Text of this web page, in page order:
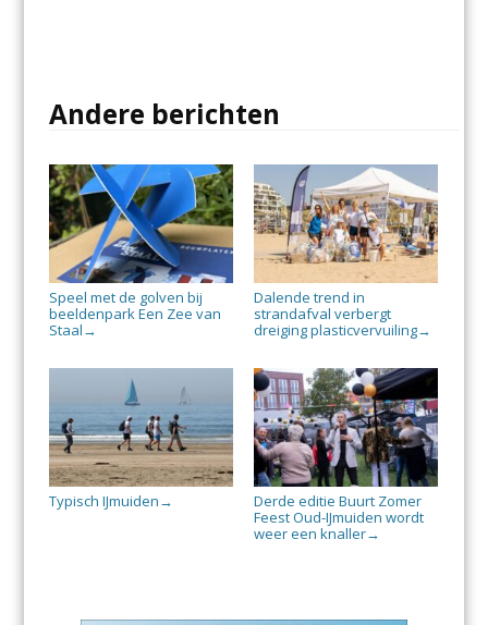
Andere berichten
Speel met de golven bij
beeldenpark Een Zee van
Staal →
Dalende trend in
strandafval verbergt
dreiging plasticvervuiling→
Typisch IJmuiden →
Derde editie Buurt Zomer
Feest Oud-IJmuiden wordt
weer een knaller→